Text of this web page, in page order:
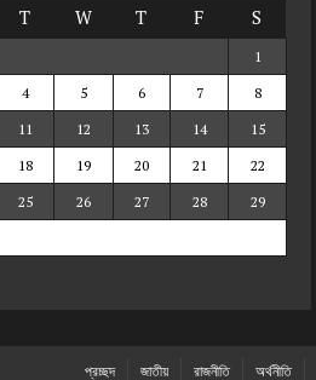
T W T F S
1
4 5 6 7
8
11 12 13 14
15
18 19 20 21
22
25 26 27 28
29
প্রচ্ছদ জাতীয় রাজনীতি অর্থনীতি